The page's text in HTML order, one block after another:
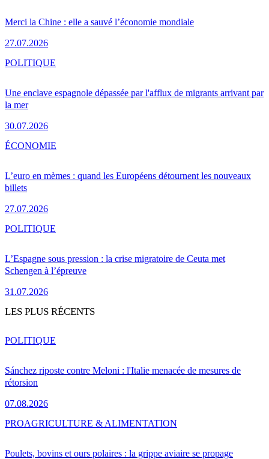
Merci la Chine : elle a sauvé l’économie mondiale
27.07.2026
Une enclave espagnole dépassée par l'afflux de migrants arrivant par
la mer
30.07.2026
POLITIQUE
L’euro en mèmes : quand les Européens détournent les nouveaux
billets
27.07.2026
ÉCONOMIE
L’Espagne sous pression : la crise migratoire de Ceuta met
Schengen à l’épreuve
31.07.2026
POLITIQUE
LES PLUS RÉCENTS
Sánchez riposte contre Meloni : l'Italie menacée de mesures de
rétorsion
07.08.2026
POLITIQUE
Poulets, bovins et ours polaires : la grippe aviaire se propage
PROAGRICULTURE & ALIMENTATION